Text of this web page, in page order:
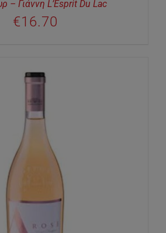
– Γιάννη L’Esprit Du Lac
€16.70